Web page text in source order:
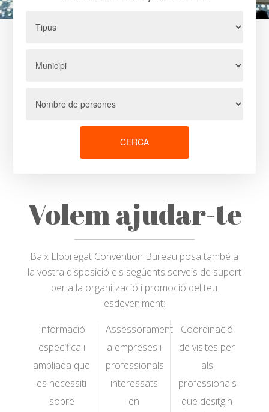
CERCA
Volem ajudar-te
Baix Llobregat Convention Bureau posa també a
la vostra disposició els següents serveis de suport
per a la organització i promoció del teu
esdeveniment:
Informació
específica i
ampliada que
es necessiti
sobre
Assessorament
a empreses i
professionals
interessats
en
Coordinació
de visites per
als
professionals
que desitgin